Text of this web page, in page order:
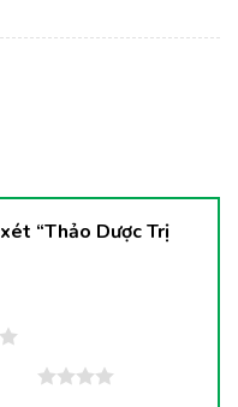
“Thảo Dược Trị